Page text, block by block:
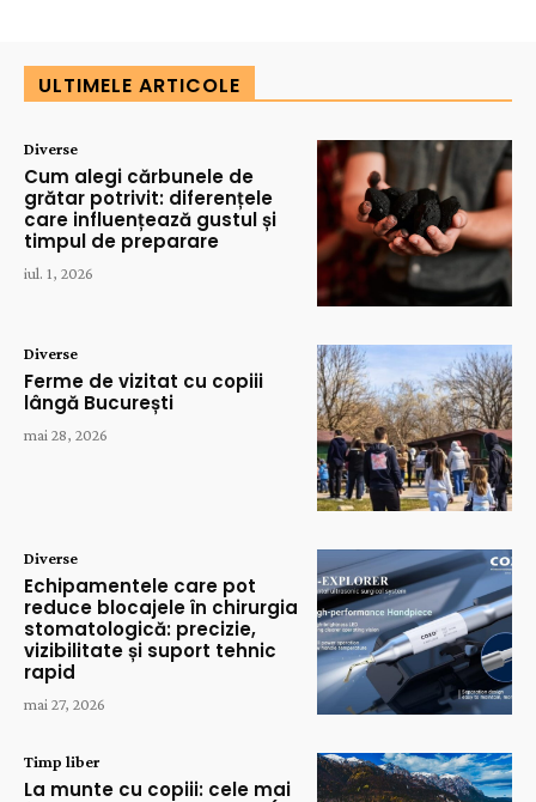
ULTIMELE ARTICOLE
Diverse
Cum alegi cărbunele de
grătar potrivit: diferențele
care influențează gustul și
timpul de preparare
iul. 1, 2026
Diverse
Ferme de vizitat cu copiii
lângă București
mai 28, 2026
Diverse
Echipamentele care pot
reduce blocajele în chirurgia
stomatologică: precizie,
vizibilitate și suport tehnic
rapid
mai 27, 2026
Timp liber
La munte cu copiii: cele mai